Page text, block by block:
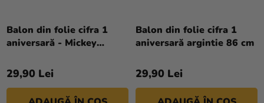
Balon din folie cifra 1
aniversară - Mickey
29,90 Lei
Balon din folie cifra 1
aniversară argintie 86 cm
29,90 Lei